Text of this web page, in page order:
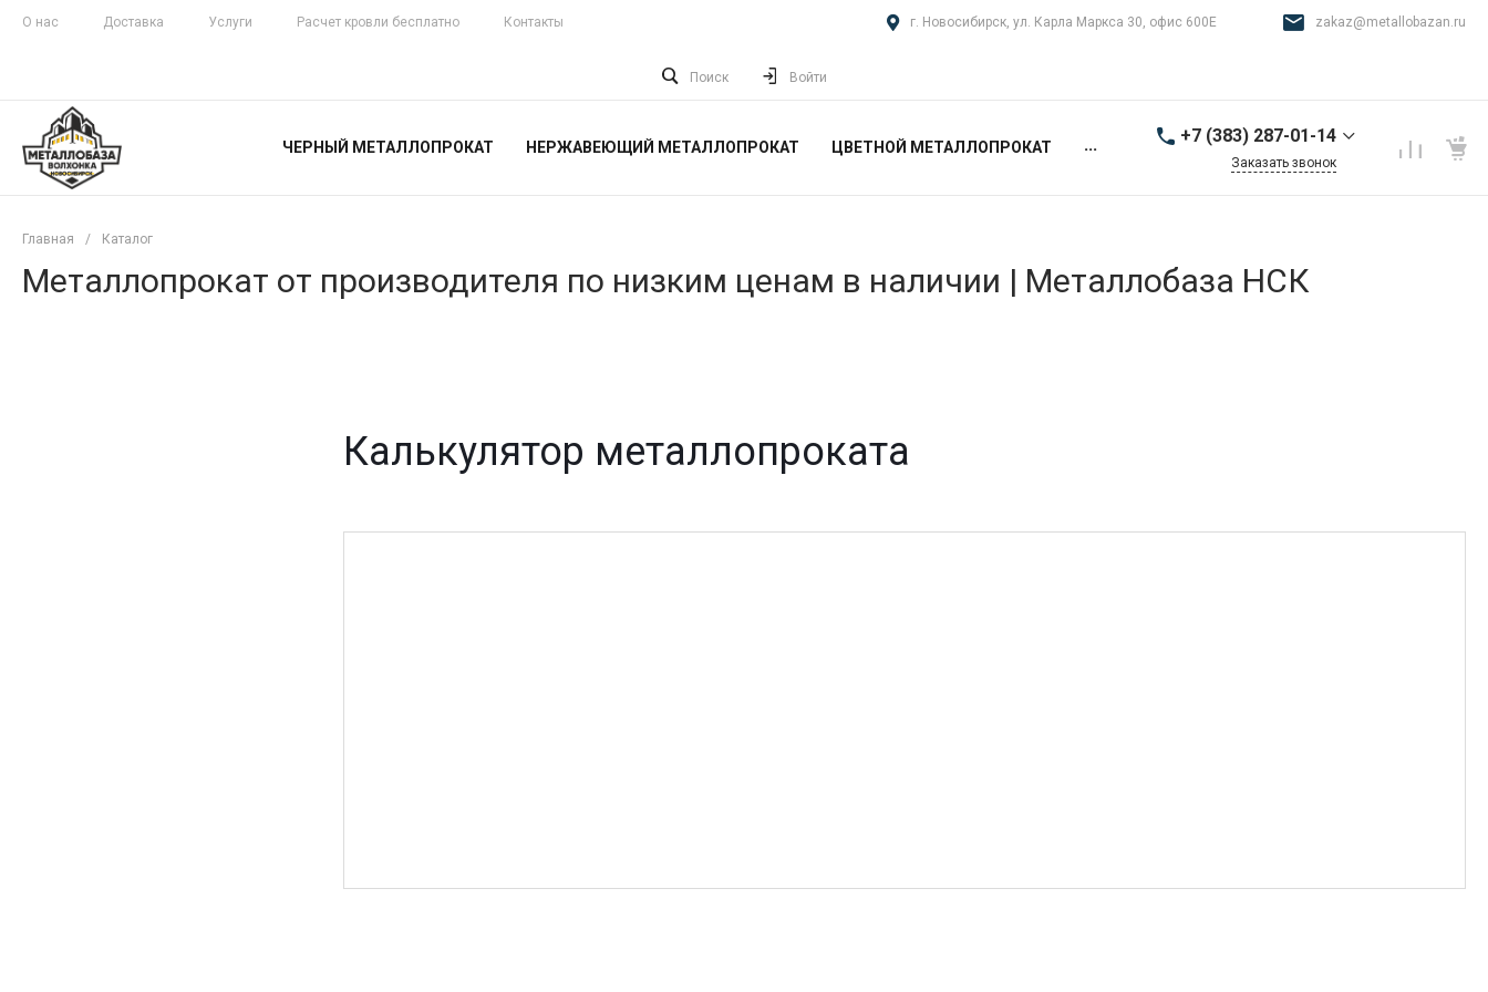
О нас Доставка Услуги Расчет кровли бесплатно Контакты г. Новосибирск, ул. Карла Маркса 30, офис 600Е zakaz@metallobazan.ru
Поиск Войти
ЧЕРНЫЙ МЕТАЛЛОПРОКАТ НЕРЖАВЕЮЩИЙ МЕТАЛЛОПРОКАТ ЦВЕТНОЙ МЕТАЛЛОПРОКАТ ... +7 (383) 287-01-14
9:00-18:00 пн-пт
Заказать звонок
Главная / Каталог
Металлопрокат от производителя по низким ценам в наличии | Металлобаза НСК
Калькулятор металлопроката